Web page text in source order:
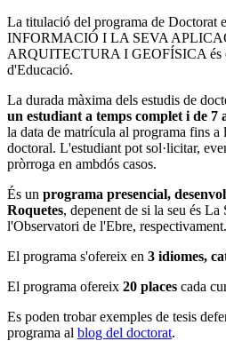
La titulació del programa de
INFORMACIÓ I LA SEVA
ARQUITECTURA I GEOFÍSICA és
d'Educació.
La durada màxima dels estudis de
un estudiant a temps complet i de 7
la data de matrícula al programa fins a
doctoral. L'estudiant pot sol·licitar,
pròrroga en ambdós casos.
És un programa presencial,
Roquetes, depenent de si la seu és
l'Observatori de l'Ebre, respectivament.
El programa s'ofereix en 3 idiomes,
El programa ofereix 20 places cada
Es poden trobar exemples de tesis
programa al blog del doctorat.